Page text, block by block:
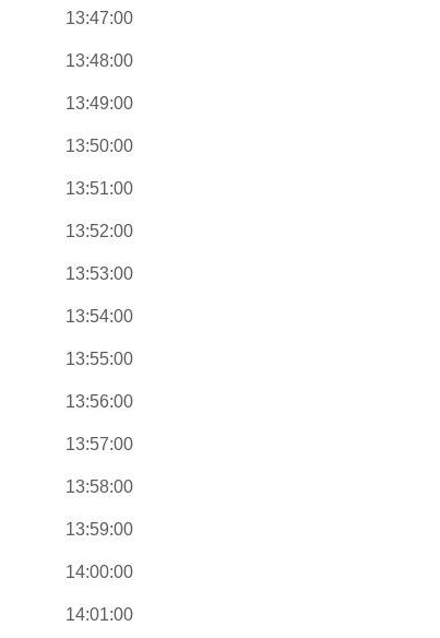
13:47:00
13:48:00
13:49:00
13:50:00
13:51:00
13:52:00
13:53:00
13:54:00
13:55:00
13:56:00
13:57:00
13:58:00
13:59:00
14:00:00
14:01:00